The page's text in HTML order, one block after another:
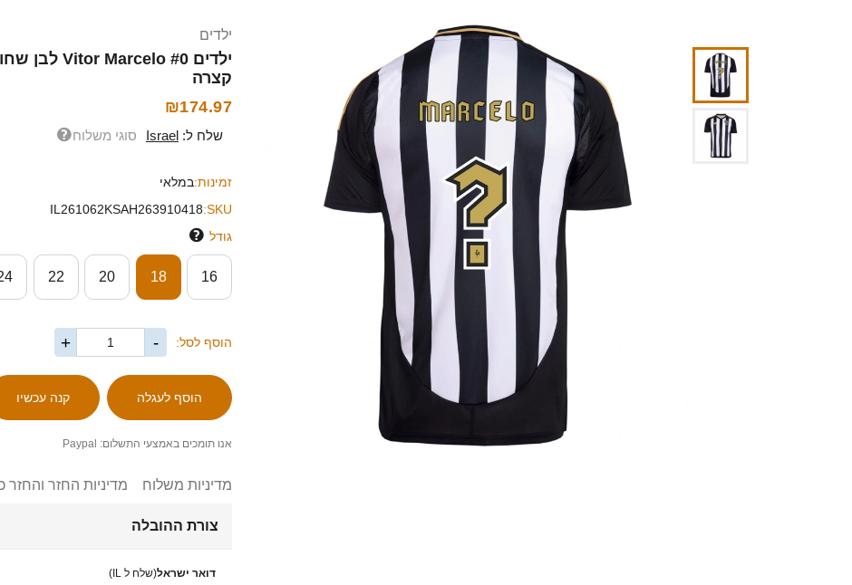
ילדים
קצרה
₪174.97
שלח ל: Israel סוגי משלוח
זמינות:במלאי
SKU:
IL261062KSAH263910418
גודל
16
18
20
22
הוסף לסל: -
+
אנו תומכים באמצעי התשלום: Paypal
מדיניות משלוח מדיניות החזר והחזר
צורת ההובלה
דואר ישראל(שלח ל IL)